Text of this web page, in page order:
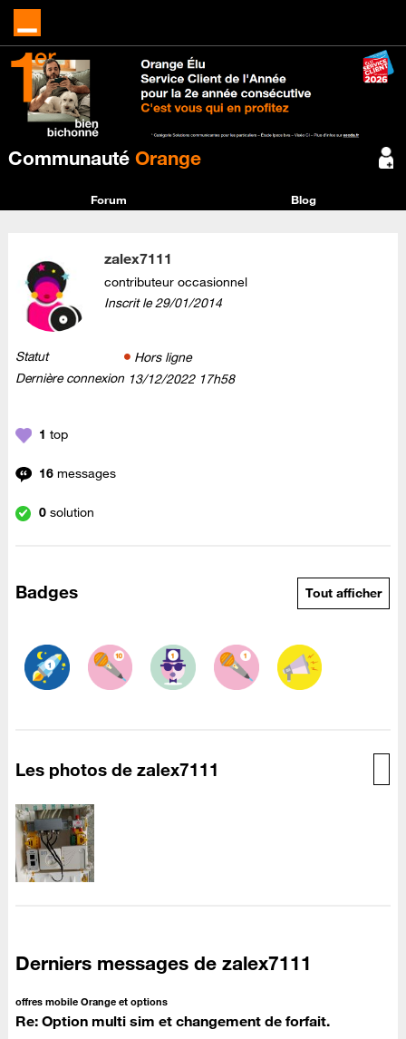
Communauté Orange
Forum Blog
zalex7111
contributeur occasionnel
Inscrit le‎29/01/2014
Statut
Hors ligne
Dernière connexion ‎13/12/2022 17h58
1 top
16 messages
0 solution
Badges Tout afficher
Les photos de zalex7111
Derniers messages de zalex7111
offres mobile Orange et options
Re: Option multi sim et changement de forfait.